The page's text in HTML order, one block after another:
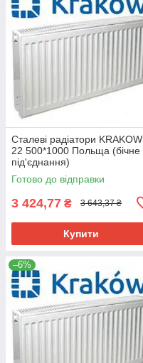
Сталеві радіатори KRAKOW
22 500*1000 Польща (бічне
під'єднання)
Готово до відправки
3 424,77 ₴ 3 643,37 ₴
Купити
–6%